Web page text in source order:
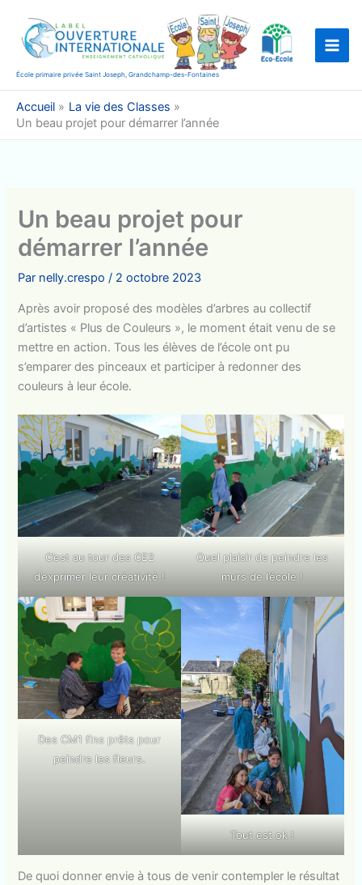
contenu
École primaire privée Saint Joseph, Grandchamp-des-Fontaines
Accueil
La vie des Classes
Un beau projet pour démarrer l’année
Un beau projet pour
démarrer l’année
Par nelly.crespo/ 2 octobre 2023
Après avoir proposé des modèles d’arbres au collectif
d’artistes « Plus de Couleurs », le moment était venu de se
mettre en action. Tous les élèves de l’école ont pu
s’emparer des pinceaux et participer à redonner des
couleurs à leur école.
C’est au tour des CE2
d’exprimer leur créativité !
Quel plaisir de peindre les
murs de l’école !
Des CM1 fins prêts pour
peindre les fleurs.
Tout est ok !
De quoi donner envie à tous de venir contempler le résultat